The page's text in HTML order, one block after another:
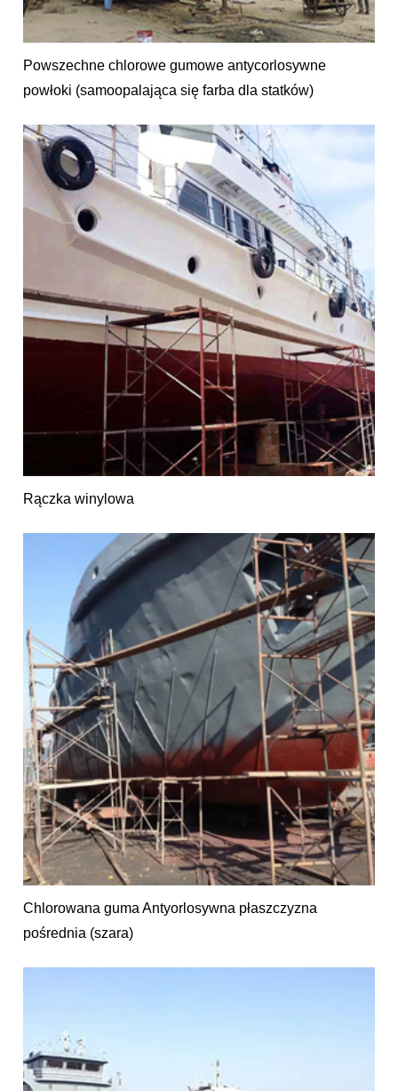
Powszechne chlorowe gumowe antycorlosywne
powłoki (samoopalająca się farba dla statków)
Rączka winylowa
Chlorowana guma Antyorlosywna płaszczyzna
pośrednia (szara)